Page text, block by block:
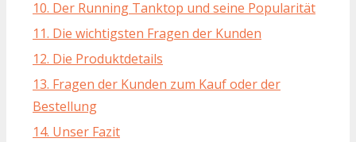
10. Der Running Tanktop und seine Popularität
11. Die wichtigsten Fragen der Kunden
12. Die Produktdetails
13. Fragen der Kunden zum Kauf oder der
Bestellung
14. Unser Fazit